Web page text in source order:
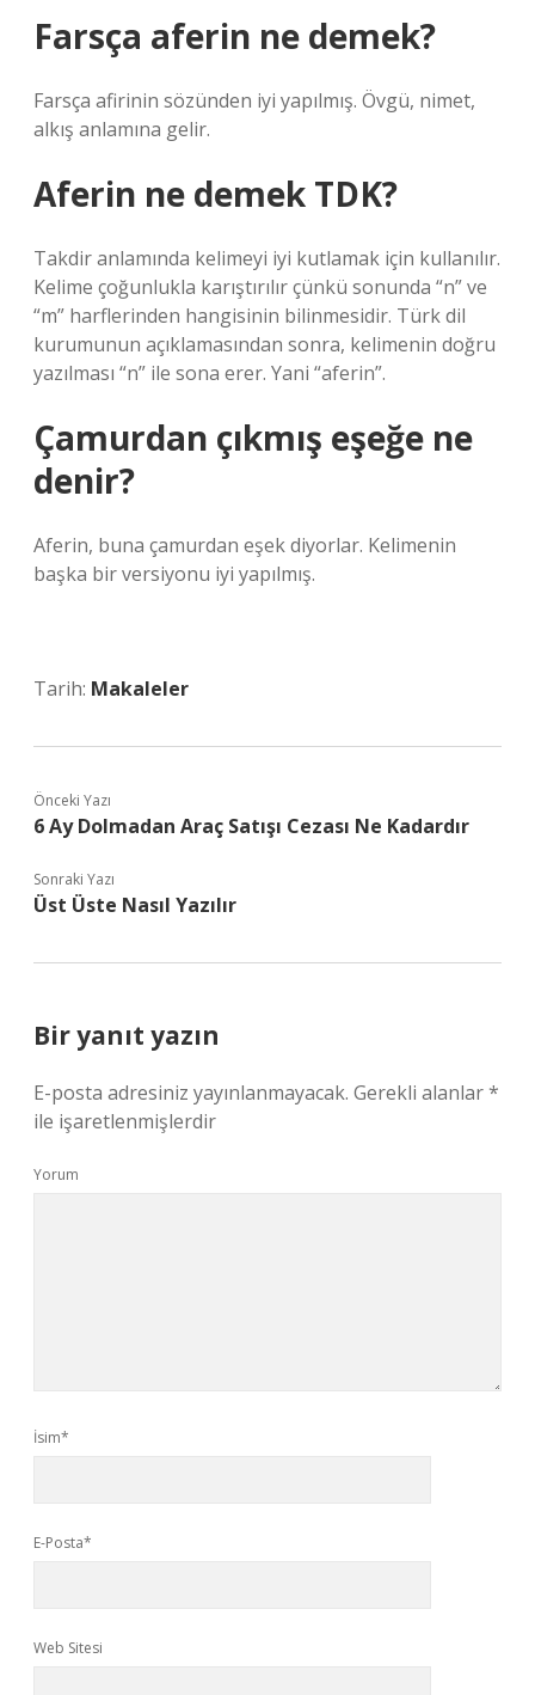
Farsça aferin ne demek?
Farsça afirinin sözünden iyi yapılmış. Övgü, nimet,
alkış anlamına gelir.
Aferin ne demek TDK?
Takdir anlamında kelimeyi iyi kutlamak için kullanılır.
Kelime çoğunlukla karıştırılır çünkü sonunda “n” ve
“m” harflerinden hangisinin bilinmesidir. Türk dil
kurumunun açıklamasından sonra, kelimenin doğru
yazılması “n” ile sona erer. Yani “aferin”.
Çamurdan çıkmış eşeğe ne
denir?
Aferin, buna çamurdan eşek diyorlar. Kelimenin
başka bir versiyonu iyi yapılmış.
Tarih: Makaleler
Önceki Yazı
6 Ay Dolmadan Araç Satışı Cezası Ne Kadardır
Sonraki Yazı
Üst Üste Nasıl Yazılır
Bir yanıt yazın
E-posta adresiniz yayınlanmayacak. Gerekli alanlar*
ile işaretlenmişlerdir
Yorum
İsim*
E-Posta*
Web Sitesi